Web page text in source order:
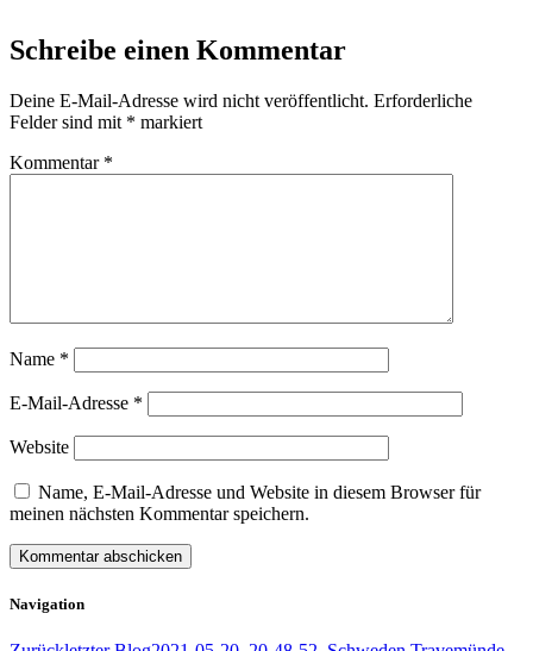
Schreibe einen Kommentar
Deine E-Mail-Adresse wird nicht veröffentlicht. Erforderliche
Felder sind mit * markiert
Kommentar *
Name *
E-Mail-Adresse *
Website
Name, E-Mail-Adresse und Website in diesem Browser für
meinen nächsten Kommentar speichern.
Navigation